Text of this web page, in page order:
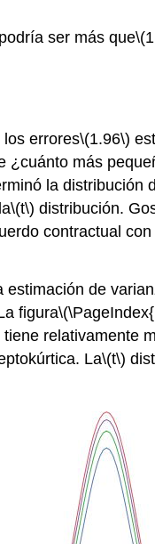
podría ser más que
los errores\(1.96\)
más
la
\(t\) distribución.
contractual
de
figura
relativamente
La\(t\)